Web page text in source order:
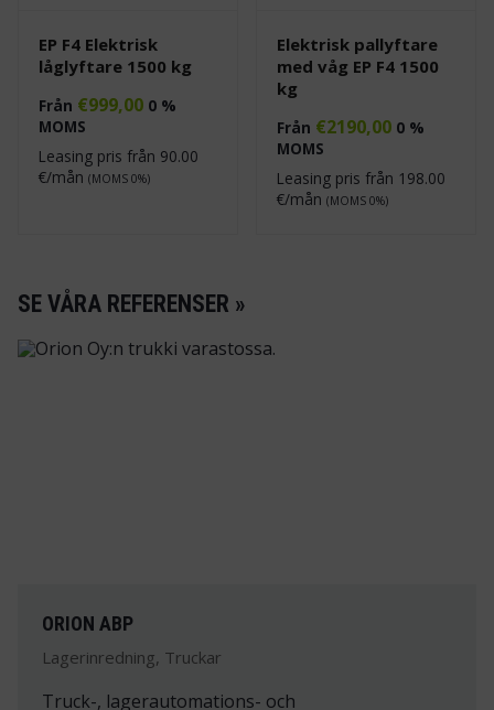
EP F4 Elektrisk
låglyftare 1500 kg
Från €999,00 0 %
MOMS
Leasing pris från 90.00
€/mån (MOMS 0%)
Elektrisk pallyftare
med våg EP F4 1500
kg
Från €2190,00 0 %
MOMS
Leasing pris från 198.00
€/mån (MOMS 0%)
SE VÅRA REFERENSER »
ORION ABP
Lagerinredning, Truckar
Truck-, lagerautomations- och